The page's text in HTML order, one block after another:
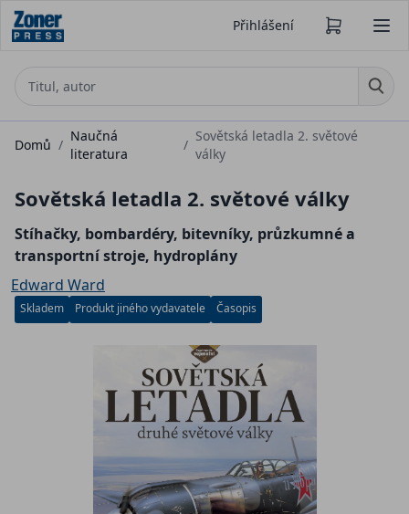
Přihlášení
Domů /
Naučná
literatura
/
Sovětská letadla 2. světové
války
Sovětská letadla 2. světové války
Stíhačky, bombardéry, bitevníky, průzkumné a
transportní stroje, hydroplány
Edward Ward
Skladem Produkt jiného vydavatele Časopis